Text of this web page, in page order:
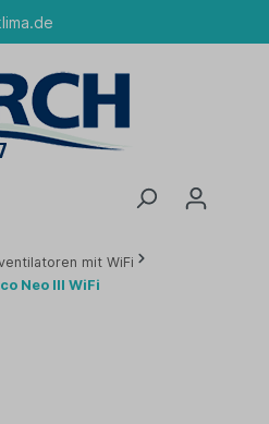
mit WiFi
Neo III WiFi